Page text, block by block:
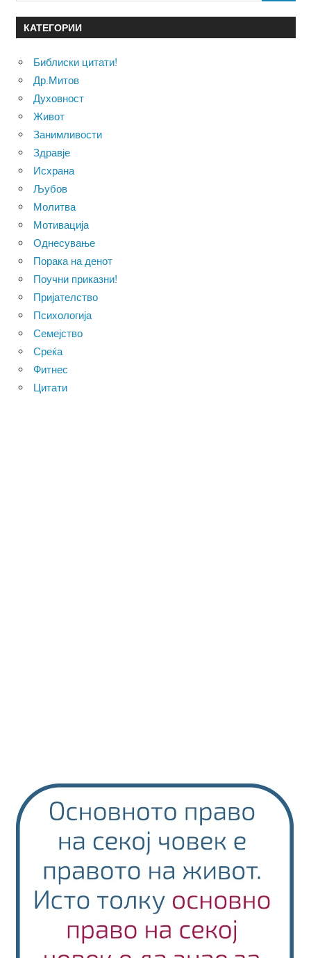
КАТЕГОРИИ
Библиски цитати!
Др.Митов
Духовност
Живот
Занимливости
Здравје
Исхрана
Љубов
Молитва
Мотивација
Однесување
Порака на денот
Поучни приказни!
Пријателство
Психологија
Семејство
Среќа
Фитнес
Цитати